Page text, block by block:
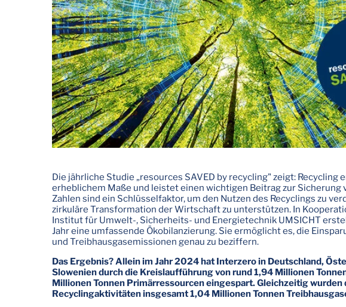
Die jährliche Studie „resources SAVED by recycling" zeigt: Recycling
erheblichem Maße und leistet einen wichtigen Beitrag zur Sicherung
Zahlen sind ein Schlüsselfaktor, um den Nutzen des Recyclings zu
zirkuläre Transformation der Wirtschaft zu unterstützen. In
Institut für Umwelt-, Sicherheits- und Energietechnik UMSICHT
Jahr eine umfassende Ökobilanzierung. Sie ermöglicht es, die
und Treibhausgasemissionen genau zu beziffern.
Das Ergebnis? Allein im Jahr 2024 hat Interzero in Deutschland,
Slowenien durch die Kreislaufführung von rund 1,94 Millionen
Millionen Tonnen Primärressourcen eingespart. Gleichzeitig wurden
Recyclingaktivitäten insgesamt 1,04 Millionen Tonnen